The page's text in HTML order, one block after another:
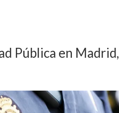
Pública en Madrid,